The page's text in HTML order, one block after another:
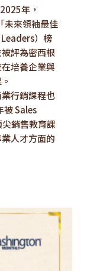
年，
未來領袖最佳
）榜
評為密西根
培養企業與
行銷課程也
被 Sales
銷售教育課
人才方面的